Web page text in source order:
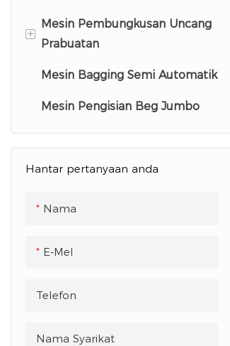
Sekunder Beg Premade
Mesin Pembungkus Butiran
+
Mesin Pembungkusan Uncang
Prabuatan
Mesin Pembungkus Kantung
Serbuk
Mesin Pengisian Dan
Mesin Bagging Semi Automatik
Mesin Pengisian Beg Jumbo
Hantar pertanyaan anda
Nama
E-Mel
Telefon
Nama Syarikat